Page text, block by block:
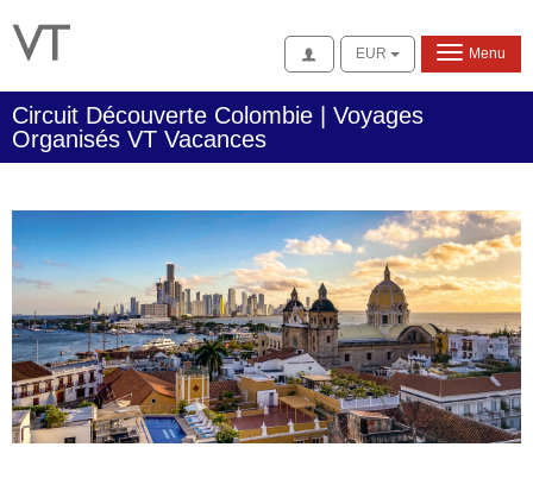
Se connecter
EUR Menu
Circuit Découverte Colombie | Voyages
Organisés VT Vacances